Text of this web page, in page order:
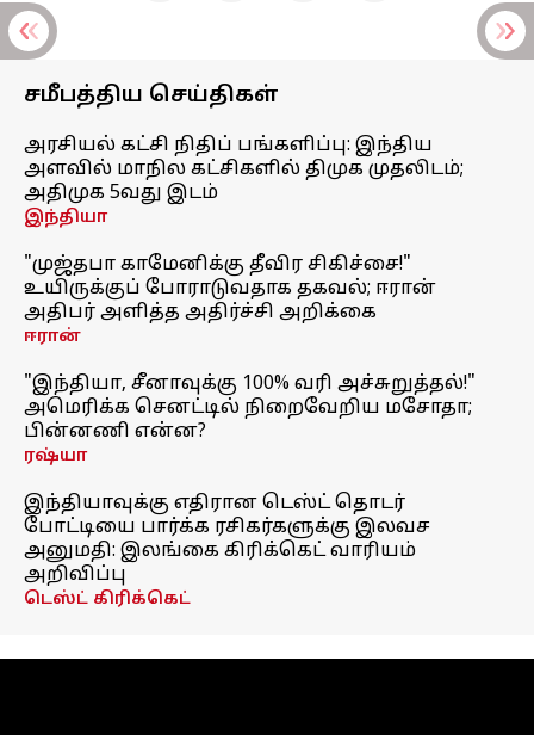
சமீபத்திய செய்திகள்
அரசியல் கட்சி நிதிப் பங்களிப்பு: இந்திய
அளவில் மாநில கட்சிகளில் திமுக முதலிடம்;
அதிமுக 5வது இடம்
இந்தியா
"முஜ்தபா காமேனிக்கு தீவிர சிகிச்சை!"
உயிருக்குப் போராடுவதாக தகவல்; ஈரான்
அதிபர் அளித்த அதிர்ச்சி அறிக்கை
ஈரான்
"இந்தியா, சீனாவுக்கு 100% வரி அச்சுறுத்தல்!"
அமெரிக்க செனட்டில் நிறைவேறிய மசோதா;
பின்னணி என்ன?
ரஷ்யா
இந்தியாவுக்கு எதிரான டெஸ்ட் தொடர்
போட்டியை பார்க்க ரசிகர்களுக்கு இலவச
அனுமதி: இலங்கை கிரிக்கெட் வாரியம்
அறிவிப்பு
டெஸ்ட் கிரிக்கெட்